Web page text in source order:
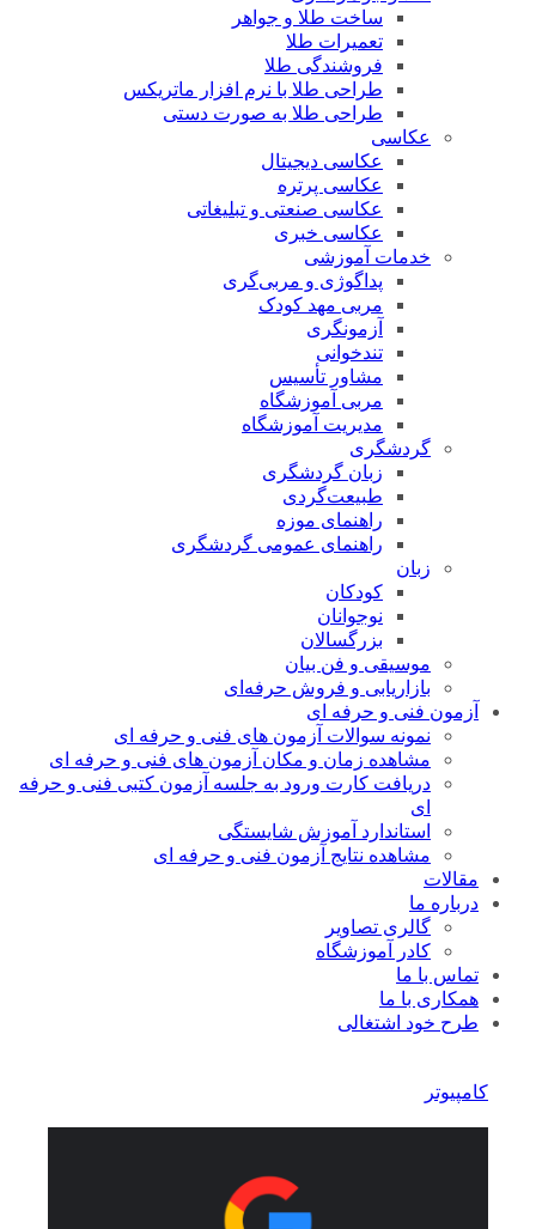
ساخت طلا و جواهر
تعمیرات طلا
فروشندگی طلا
طراحی طلا با نرم افزار ماتریکس
طراحی طلا به صورت دستی
عکاسی
عکاسی دیجیتال
عکاسی پرتره
عکاسی صنعتی و تبلیغاتی
عکاسی خبری
خدمات آموزشی
پداگوژی و مربی‌گری
مربی مهد کودک
آزمونگری
تندخوانی
مشاور تأسیس
مربی آموزشگاه
مدیریت آموزشگاه
گردشگری
زبان گردشگری
طبیعت‌گردی
راهنمای موزه
راهنمای عمومی گردشگری
زبان
کودکان
نوجوانان
بزرگسالان
موسیقی و فن بیان
بازاریابی و فروش حرفه‌ای
آزمون فنی و حرفه ای
نمونه سوالات آزمون های فنی و حرفه ای
مشاهده زمان و مکان آزمون های فنی و حرفه ای
دریافت کارت ورود به جلسه آزمون کتبی فنی و حرفه
ای
استاندارد آموزش شایستگی
مشاهده نتایج آزمون فنی و حرفه ای
مقالات
درباره ما
گالری تصاویر
کادر آموزشگاه
تماس با ما
همکاری با ما
طرح خود اشتغالی
کامپیوتر